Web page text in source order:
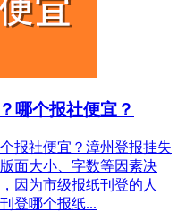
哪个报社便宜？
报社便宜？漳州登报挂失
面大小、字数等因素决
因为市级报纸刊登的人
登哪个报纸...